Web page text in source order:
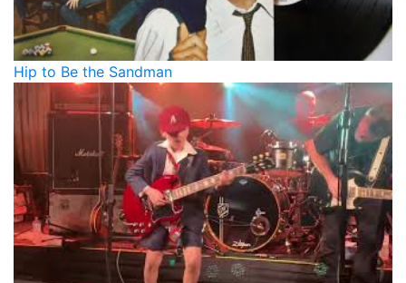
Hip to Be the Sandman